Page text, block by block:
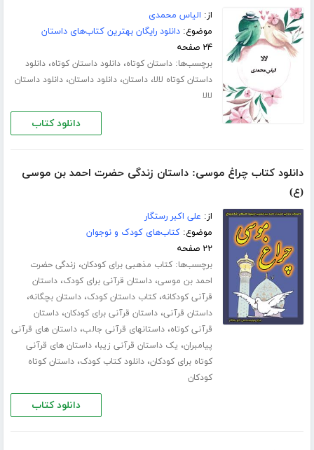
از: الیاس محمدی
موضوع:دانلود رایگان بهترین کتاب‌های داستان
۲۴ صفحه
برچسب‌ها:داستان کوتاه،دانلود داستان کوتاه،دانلود
داستان کوتاه لالا،داستان،دانلود داستان،دانلود داستان
لالا
دانلود کتاب
دانلود کتاب چراغ موسی: داستان زندگی حضرت احمد بن موسی
(ع)
از: علی اکبر رستگار
موضوع:کتاب‌های کودک و نوجوان
۲۲ صفحه
برچسب‌ها:کتاب مذهبی برای کودکان، زندگی حضرت
احمد بن موسی،داستان قرآنی برای کودک،داستان
قرآنی کودکانه،کتاب داستان کودک،داستان بچگانه،
داستان قرآنی،داستان قرآنی برای کودکان،داستان
قرآنی کوتاه،داستانهای قرآنی جالب،داستان های قرآنی
پیامبران، یک داستان قرآنی زیبا،داستان های قرآنی
کوتاه برای کودکان،دانلود کتاب کودک،داستان کوتاه
کودکان
دانلود کتاب